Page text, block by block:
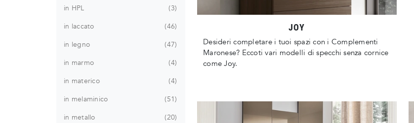
JOY
Desideri completare i tuoi spazi con i Complementi
Maronese? Eccoti vari modelli di specchi senza cornice
come Joy.
in HPL
3
in laccato
46
in legno
47
in marmo
4
in materico
4
in melaminico
51
in metallo
20